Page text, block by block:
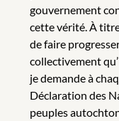
gouvernement
cette vérité. À
de faire
collectivement
je demande à
Déclaration des
peuples